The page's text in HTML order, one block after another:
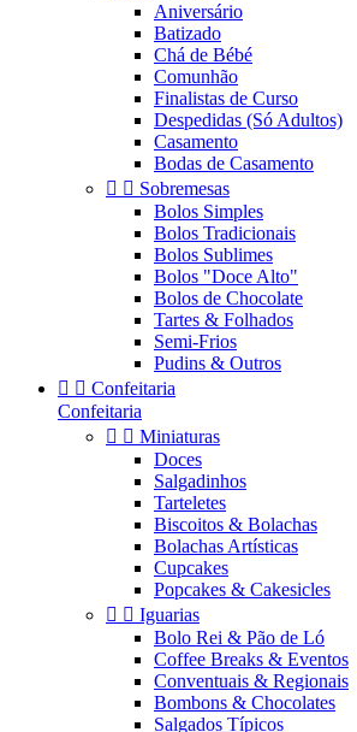
Aniversário
Batizado
Chá de Bébé
Comunhão
Finalistas de Curso
Despedidas (Só Adultos)
Casamento
Bodas de Casamento
  Sobremesas
Bolos Simples
Bolos Tradicionais
Bolos Sublimes
Bolos "Doce Alto"
Bolos de Chocolate
Tartes & Folhados
Semi-Frios
Pudins & Outros
  Confeitaria
Confeitaria
  Miniaturas
Doces
Salgadinhos
Tarteletes
Biscoitos & Bolachas
Bolachas Artísticas
Cupcakes
Popcakes & Cakesicles
  Iguarias
Bolo Rei & Pão de Ló
Coffee Breaks & Eventos
Conventuais & Regionais
Bombons & Chocolates
Salgados Típicos